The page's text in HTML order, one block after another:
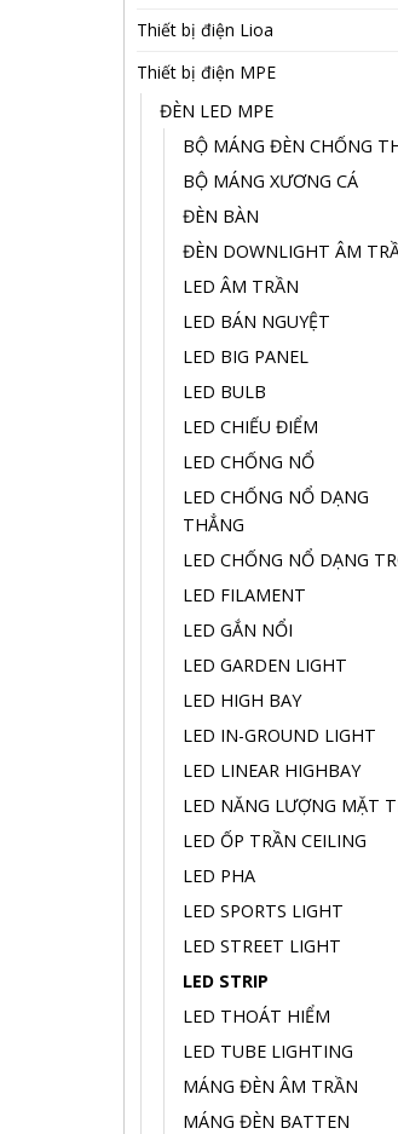
Thiết bị điện Lioa
Thiết bị điện MPE
ĐÈN LED MPE
BỘ MÁNG ĐÈN CHỐNG
BỘ MÁNG XƯƠNG CÁ
ĐÈN BÀN
ĐÈN DOWNLIGHT ÂM
LED ÂM TRẦN
LED BÁN NGUYỆT
LED BIG PANEL
LED BULB
LED CHIẾU ĐIỂM
LED CHỐNG NỔ
LED CHỐNG NỔ DẠNG
THẲNG
LED CHỐNG NỔ DẠNG
LED FILAMENT
LED GẮN NỔI
LED GARDEN LIGHT
LED HIGH BAY
LED IN-GROUND LIGHT
LED LINEAR HIGHBAY
LED NĂNG LƯỢNG MẶT
LED ỐP TRẦN CEILING
LED PHA
LED SPORTS LIGHT
LED STREET LIGHT
LED STRIP
LED THOÁT HIỂM
LED TUBE LIGHTING
MÁNG ĐÈN ÂM TRẦN
MÁNG ĐÈN BATTEN